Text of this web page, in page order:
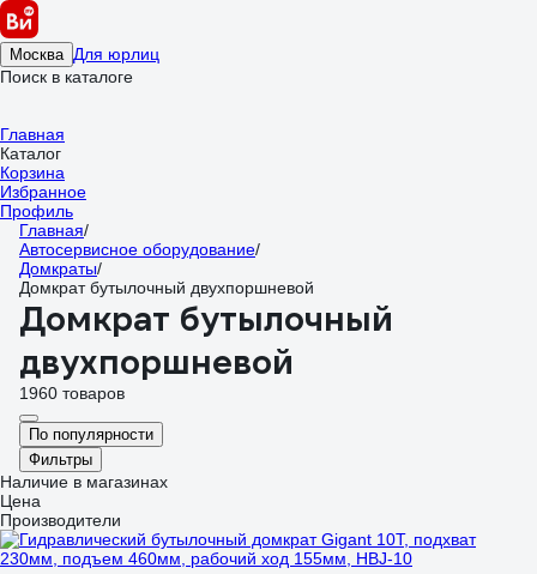
Москва Для юрлиц
Поиск в каталоге
Главная
Каталог
Корзина
Избранное
Профиль
Главная/
Автосервисное оборудование/
Домкраты/
Домкрат бутылочный двухпоршневой
Домкрат бутылочный
двухпоршневой
1960 товаров
По популярности
Фильтры
Наличие в магазинах
Цена
Производители